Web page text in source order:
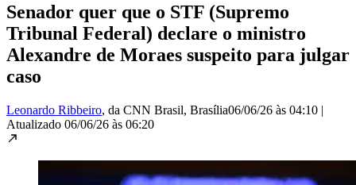
Senador quer que o STF (Supremo
Tribunal Federal) declare o ministro
Alexandre de Moraes suspeito para julgar
caso
Leonardo Ribbeiro, da CNN Brasil, Brasília06/06/26 às 04:10 |
Atualizado 06/06/26 às 06:20